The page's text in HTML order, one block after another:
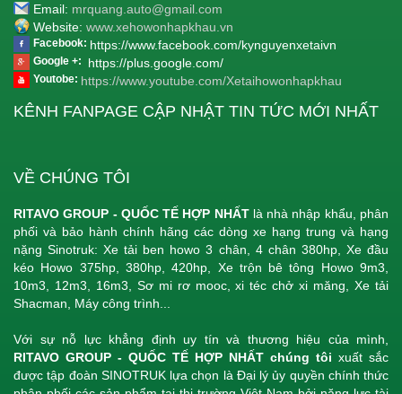
Email: mrquang.auto@gmail.com
Website: www.xehowonhapkhau.vn
Facebook: https://www.facebook.com/kynguyenxetaivn
Google +: https://plus.google.com/
Youtobe: https://www.youtube.com/Xetaihowonhapkhau
KÊNH FANPAGE CẬP NHẬT TIN TỨC MỚI NHẤT
VỀ CHÚNG TÔI
RITAVO GROUP - QUỐC TẾ HỢP NHẤT là nhà nhập khẩu, phân
phối và bảo hành chính hãng các dòng xe hạng trung và hạng
nặng Sinotruk: Xe tải ben howo 3 chân, 4 chân 380hp, Xe đầu
kéo Howo 375hp, 380hp, 420hp, Xe trộn bê tông Howo 9m3,
10m3, 12m3, 16m3, Sơ mi rơ mooc, xi téc chở xi măng, Xe tải
Shacman, Máy công trình...
Với sự nỗ lực khẳng định uy tín và thương hiệu của mình,
RITAVO GROUP - QUỐC TẾ HỢP NHẤT chúng tôi xuất sắc
được tập đoàn SINOTRUK lựa chọn là Đại lý ủy quyền chính thức